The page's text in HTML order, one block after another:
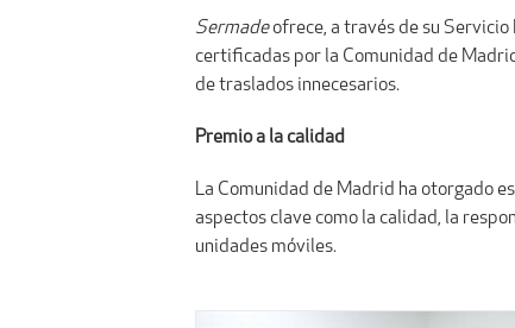
Sermadeofrece, a través de su Servicio
certificadas por la Comunidad de
de traslados innecesarios.
Premio a la calidad
La Comunidad de Madrid ha otorgado
aspectos clave como la calidad, la
unidades móviles.